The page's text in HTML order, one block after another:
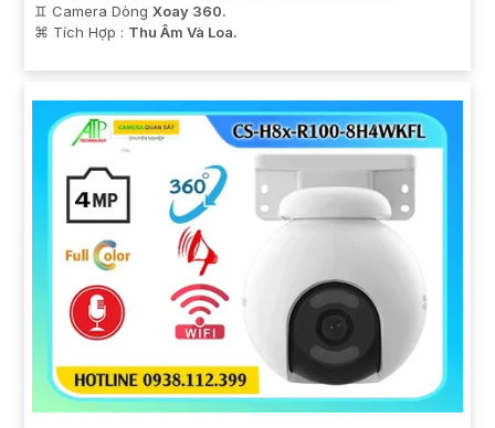
♊ Camera Dòng Xoay 360.
️⌘ Tích Hợp : Thu Âm Và Loa.